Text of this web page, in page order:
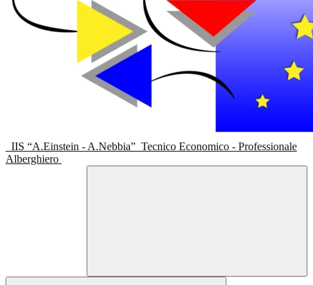
IIS “A.Einstein - A.Nebbia” Tecnico Economico - Professionale
Alberghiero